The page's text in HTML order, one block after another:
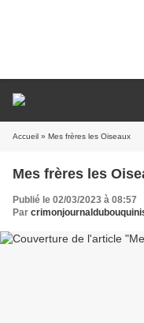
Accueil » Mes frères les Oiseaux
Mes frères les
Publié le 02/03/2023 à 08:57
Par